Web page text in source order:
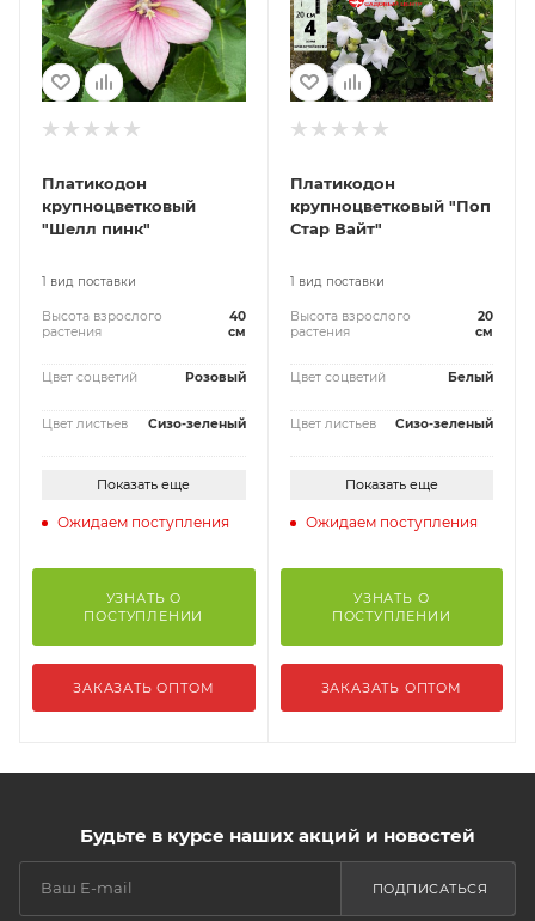
Платикодон
крупноцветковый
"Шелл пинк"
1 вид поставки
Высота взрослого
растения
40
см
Цвет соцветий Розовый
Цвет листьев Сизо-зеленый
Показать еще
Ожидаем поступления
УЗНАТЬ О
ПОСТУПЛЕНИИ
ЗАКАЗАТЬ ОПТОМ
Платикодон
крупноцветковый "Поп
Стар Вайт"
1 вид поставки
Высота взрослого
растения
20
см
Цвет соцветий Белый
Цвет листьев Сизо-зеленый
Показать еще
Ожидаем поступления
УЗНАТЬ О
ПОСТУПЛЕНИИ
ЗАКАЗАТЬ ОПТОМ
Будьте в курсе наших акций и новостей
ПОДПИСАТЬСЯ